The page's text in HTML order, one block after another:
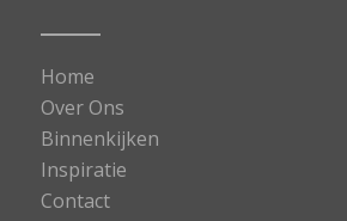
Home
Over Ons
Binnenkijken
Inspiratie
Contact